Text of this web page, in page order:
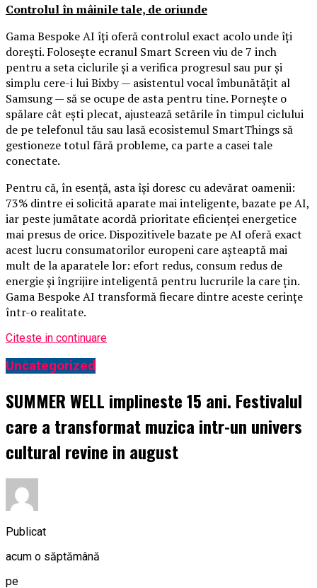
Controlul în mâinile tale, de oriunde
Gama Bespoke AI îți oferă controlul exact acolo unde îți
dorești. Folosește ecranul Smart Screen viu de 7 inch
pentru a seta ciclurile și a verifica progresul sau pur și
simplu cere-i lui Bixby — asistentul vocal îmbunătățit al
Samsung — să se ocupe de asta pentru tine. Pornește o
spălare cât ești plecat, ajustează setările în timpul ciclului
de pe telefonul tău sau lasă ecosistemul SmartThings să
gestioneze totul fără probleme, ca parte a casei tale
conectate.
Pentru că, în esență, asta își doresc cu adevărat oamenii:
73% dintre ei solicită aparate mai inteligente, bazate pe AI,
iar peste jumătate acordă prioritate eficienței energetice
mai presus de orice. Dispozitivele bazate pe AI oferă exact
acest lucru consumatorilor europeni care așteaptă mai
mult de la aparatele lor: efort redus, consum redus de
energie și îngrijire inteligentă pentru lucrurile la care țin.
Gama Bespoke AI transformă fiecare dintre aceste cerințe
într-o realitate.
Citeste in continuare
Uncategorized
SUMMER WELL implineste 15 ani. Festivalul
care a transformat muzica intr-un univers
cultural revine in august
Publicat
acum o săptămână
pe